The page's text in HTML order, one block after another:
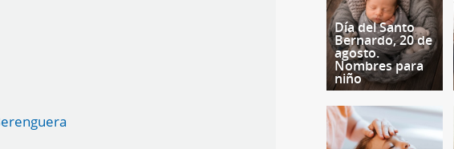
Día del Santo
Bernardo, 20 de
agosto.
Nombres para
niño